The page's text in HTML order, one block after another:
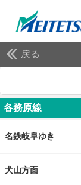
戻る
各務原線
名鉄岐阜ゆき
犬山方面